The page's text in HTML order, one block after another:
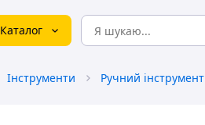
Каталог
Інструменти Ручний інструмент